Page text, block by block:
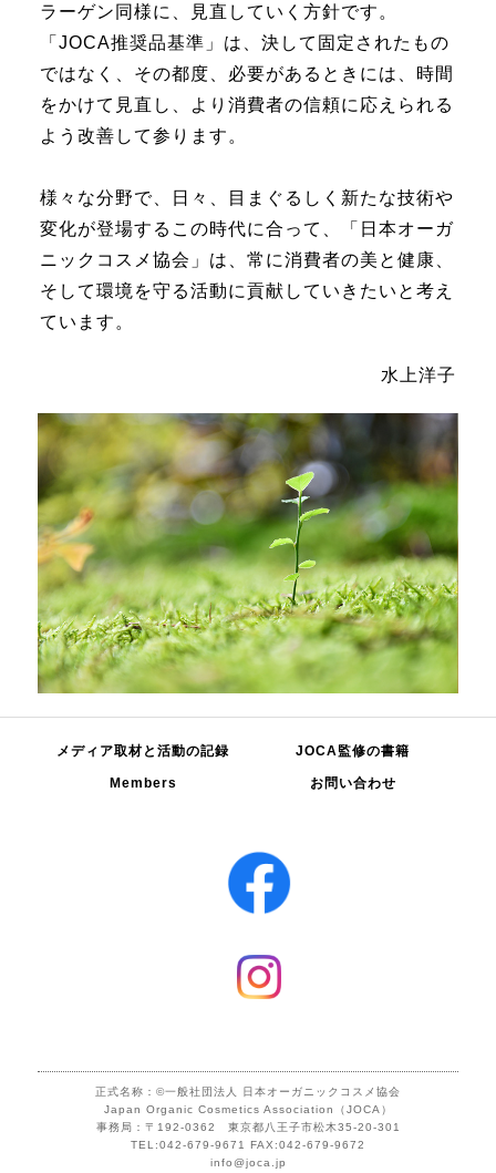
ラーゲン同様に、見直していく方針です。
「JOCA推奨品基準」は、決して固定されたもの
ではなく、その都度、必要があるときには、時間
をかけて見直し、より消費者の信頼に応えられる
よう改善して参ります。
様々な分野で、日々、目まぐるしく新たな技術や
変化が登場するこの時代に合って、「日本オーガ
ニックコスメ協会」は、常に消費者の美と健康、
そして環境を守る活動に貢献していきたいと考え
ています。
水上洋子
メディア取材と活動の記録 JOCA監修の書籍
Members お問い合わせ
正式名称：©一般社団法人 日本オーガニックコスメ協会
Japan Organic Cosmetics Association（JOCA）
事務局：〒192-0362 東京都八王子市松木35-20-301
TEL:042-679-9671 FAX:042-679-9672
info@joca.jp